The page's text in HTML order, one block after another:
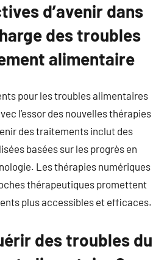
d’avenir dans
des troubles
alimentaire
pour les troubles alimentaires
l’essor des nouvelles thérapies
des traitements inclut des
basées sur les progrès en
Les thérapies numériques
thérapeutiques promettent
plus accessibles et efficaces.
des troubles du